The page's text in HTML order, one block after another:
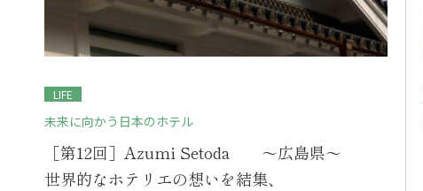
LIFE
未来に向かう日本のホテル
［第12回］Azumi Setoda ～広島県～
世界的なホテリエの想いを結集、